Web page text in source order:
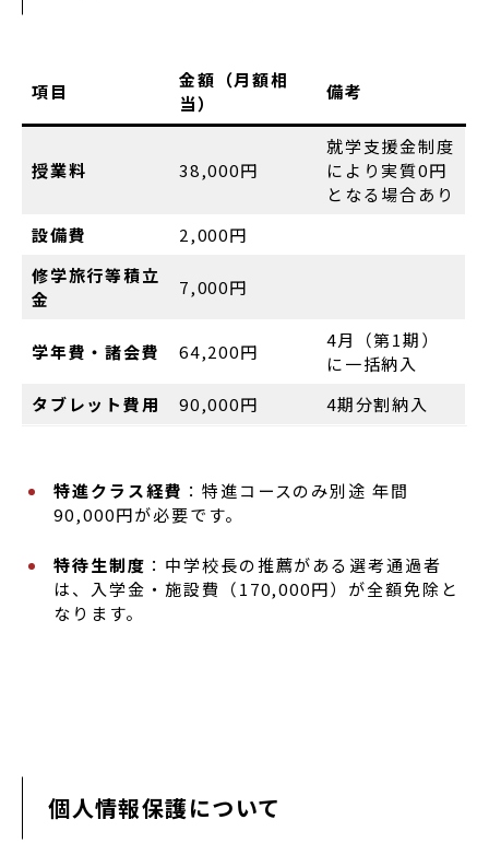
項目
金額（月額相
当）
備考
授業料 38,000円
就学支援金制度
により実質0円
となる場合あり
設備費
2,000円
修学旅行等積立
金
7,000円
学年費・諸会費 64,200円
4月（第1期）
に一括納入
タブレット費用
90,000円 4期分割納入
特進クラス経費 ：特進コースのみ別途 年間
90,000円が必要です。
特待生制度 ：中学校長の推薦がある選考通過者
は、入学金・施設費（170,000円）が全額免除と
なります。
個人情報保護について